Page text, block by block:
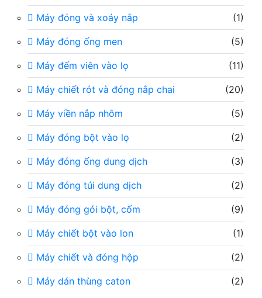
Máy đóng và xoáy nắp (1)
Máy đóng ống men (5)
Máy đếm viên vào lọ (11)
Máy chiết rót và đóng nắp chai (20)
Máy viền nắp nhôm (5)
Máy đóng bột vào lọ (2)
Máy đóng ống dung dịch (3)
Máy đóng túi dung dịch (2)
Máy đóng gói bột, cốm (9)
Máy chiết bột vào lon (1)
Máy chiết và đóng hộp (2)
Máy dán thùng caton
(2)